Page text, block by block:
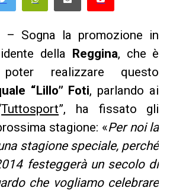
– Sogna la promozione in
della Reggina, che è
realizzare questo
“Lillo” Foti, parlando ai
Tuttosport”, ha fissato gli
stagione: «Per noi la
stagione speciale, perché
festeggerà un secolo di
che vogliamo celebrare